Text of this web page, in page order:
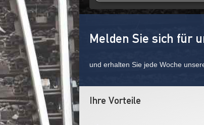
Melden Sie sich für
und erhalten Sie jede Woche
Ihre Vorteile